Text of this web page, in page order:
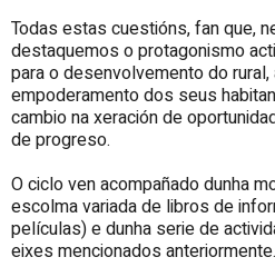
Todas estas cuestións, fan que,
destaquemos o protagonismo
para o desenvolvemento do
empoderamento dos seus
cambio na xeración de
de progreso.
O ciclo ven acompañado dunha
escolma variada de libros de
películas) e dunha serie de
eixes mencionados anteriormente.